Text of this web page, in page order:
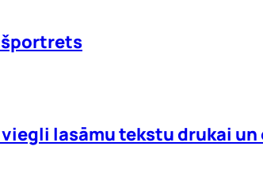
lasāmu tekstu drukai un